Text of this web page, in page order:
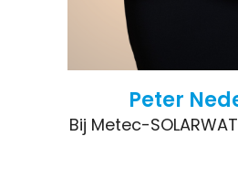
Peter
Bij Metec-